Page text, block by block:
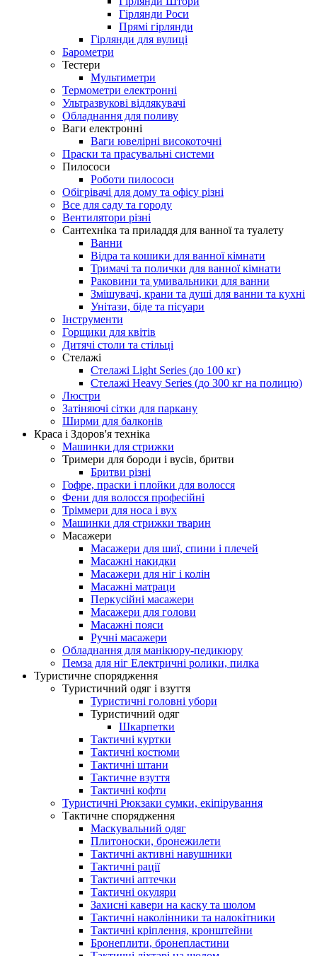
Гірлянди Роси
Прямі гірлянди
Гірлянди для вулиці
Барометри
Тестери
Мультиметри
Термометри електронні
Ультразвукові відлякувачі
Обладнання для поливу
Ваги електронні
Ваги ювелірні високоточні
Праски та прасувальні системи
Пилососи
Роботи пилососи
Обігрівачі для дому та офісу різні
Все для саду та городу
Вентилятори різні
Сантехніка та приладдя для ванної та туалету
Ванни
Відра та кошики для ванної кімнати
Тримачі та полички для ванної кімнати
Раковини та умивальники для ванни
Змішувачі, крани та душі для ванни та кухні
Унітази, біде та пісуари
Інструменти
Горщики для квітів
Дитячі столи та стільці
Стелажі
Стелажі Light Series (до 100 кг)
Стелажі Heavy Series (до 300 кг на полицю)
Люстри
Затіняючі сітки для паркану
Ширми для балконів
Краса і Здоров'я техніка
Машинки для стрижки
Тримери для бороди і вусів, бритви
Бритви різні
Гофре, праски і плойки для волосся
Фени для волосся професійні
Тріммери для носа і вух
Машинки для стрижки тварин
Масажери
Масажери для шиї, спини і плечей
Масажні накидки
Масажери для ніг і колін
Масажні матраци
Перкусійні масажери
Масажери для голови
Масажні пояси
Ручні масажери
Обладнання для манікюру-педикюру
Пемза для ніг Електричні ролики, пилка
Туристичне спорядження
Туристичний одяг і взуття
Туристичні головні убори
Туристичний одяг
Шкарпетки
Тактичні куртки
Тактичні костюми
Тактичні штани
Тактичне взуття
Тактичні кофти
Туристичні Рюкзаки сумки, екіпірування
Тактичне спорядження
Маскувальний одяг
Плитоноски, бронежилети
Тактичні активні навушники
Тактичні рації
Тактичні аптечки
Тактичні окуляри
Захисні кавери на каску та шолом
Тактичні наколінники та налокітники
Тактичні кріплення, кронштейни
Бронеплити, бронепластини